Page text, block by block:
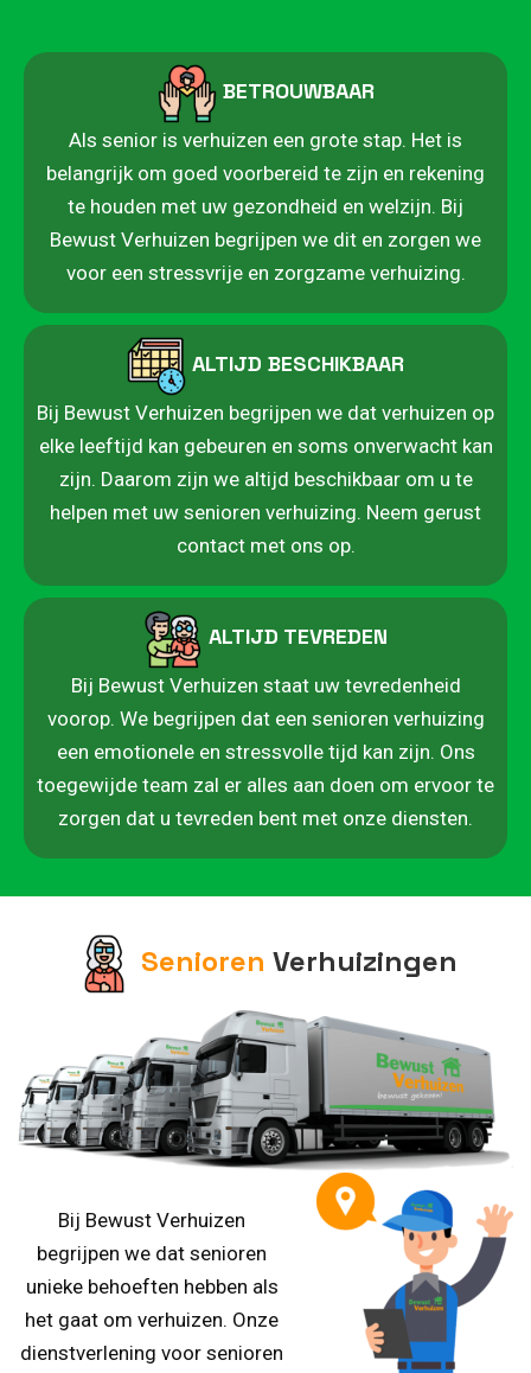
BETROUWBAAR
Als senior is verhuizen een grote stap. Het is
belangrijk om goed voorbereid te zijn en rekening
te houden met uw gezondheid en welzijn. Bij
Bewust Verhuizen begrijpen we dit en zorgen we
voor een stressvrije en zorgzame verhuizing.
ALTIJD BESCHIKBAAR
Bij Bewust Verhuizen begrijpen we dat verhuizen op
elke leeftijd kan gebeuren en soms onverwacht kan
zijn. Daarom zijn we altijd beschikbaar om u te
helpen met uw senioren verhuizing. Neem gerust
contact met ons op.
ALTIJD TEVREDEN
Bij Bewust Verhuizen staat uw tevredenheid
voorop. We begrijpen dat een senioren verhuizing
een emotionele en stressvolle tijd kan zijn. Ons
toegewijde team zal er alles aan doen om ervoor te
zorgen dat u tevreden bent met onze diensten.
Senioren Verhuizingen
Bij Bewust Verhuizen
begrijpen we dat senioren
unieke behoeften hebben als
het gaat om verhuizen. Onze
dienstverlening voor senioren